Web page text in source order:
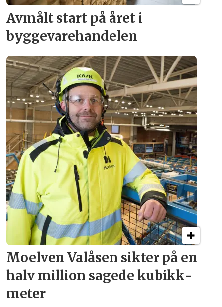
Avmålt start på året i
byggevare­handelen
Moelven Valåsen sikter på en
halv million sagede kubikk­
meter